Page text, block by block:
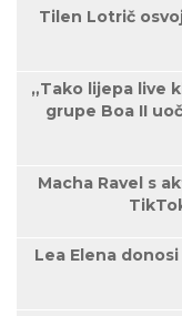
Tilen Lotrič
„Tako lijepa live
grupe Boa II
Macha Ravel s
Lea Elena